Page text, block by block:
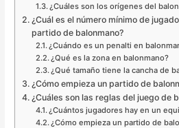
¿Cuáles son los orígenes del
¿Cuál es el número mínimo de
partido de balonmano?
¿Cuándo es un penalti en
¿Qué es la zona en balonmano?
¿Qué tamaño tiene la cancha de
¿Cómo empieza un partido de
¿Cuáles son las reglas del juego de
¿Cuántos jugadores hay en un
¿Cómo empieza un partido de